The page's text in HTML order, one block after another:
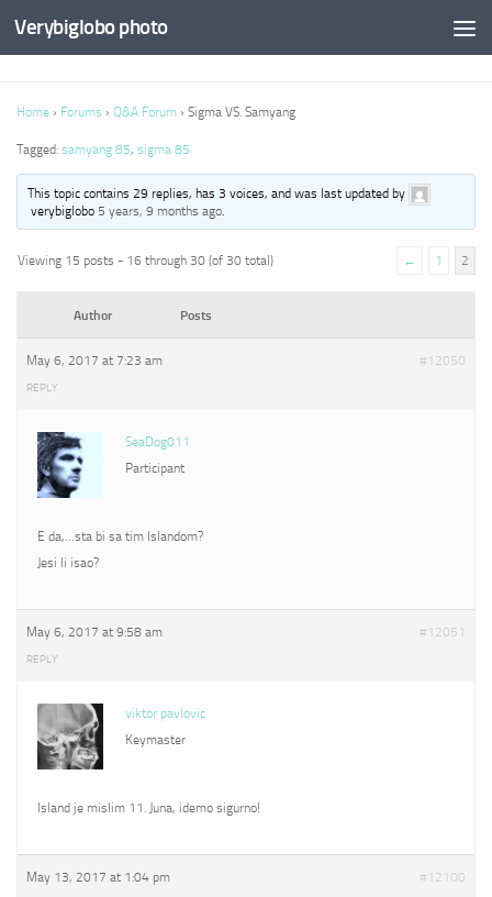
Verybiglobo photo
Home › Forums › Q&A Forum › Sigma VS. Samyang
Tagged: samyang 85, sigma 85
This topic contains 29 replies, has 3 voices, and was last updated by
verybiglobo 5 years, 9 months ago.
Viewing 15 posts - 16 through 30 (of 30 total) ← 1 2
Author Posts
May 6, 2017 at 7:23 am #12050
REPLY
SeaDog011
Participant
E da,…sta bi sa tim Islandom?
Jesi li isao?
May 6, 2017 at 9:58 am #12051
REPLY
viktor pavlovic
Keymaster
Island je mislim 11. Juna, idemo sigurno!
May 13, 2017 at 1:04 pm #12100